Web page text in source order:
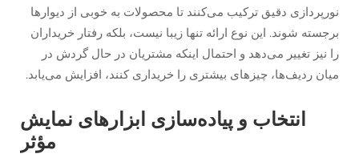
نورپردازی دقیق ترکیب می‌کنند تا محصولات به خوبی از دیوارها
برجسته شوند. این نوع ارائه تنها زیبا نیست، بلکه رفتار خریداران
را نیز تغییر می‌دهد و احتمال اینکه مشتریان در حال گردش در
میان ردیف‌ها، چیزهای بیشتری را خریداری کنند، افزایش می‌یابد.
انتخاب و پیاده‌سازی ابزارهای نمایش
مؤثر